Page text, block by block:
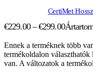
CertiMet
€229.00 – €299.00
Ennek a terméknek több
termékoldalon választhatók
van. A változatok a